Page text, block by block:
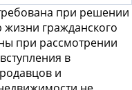
при решении
гражданского
при рассмотрении
в
и